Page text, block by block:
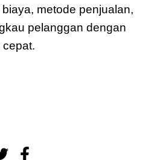
metode penjualan,
pelanggan dengan
cepat.